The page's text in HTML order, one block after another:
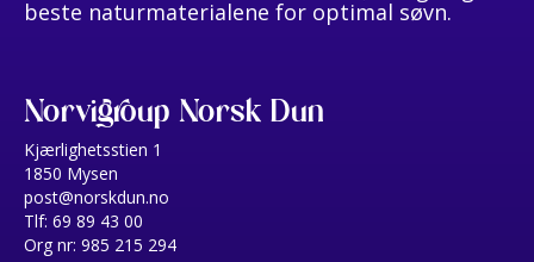
beste naturmaterialene for optimal søvn.
Norvigroup Norsk Dun
Kjærlighetsstien 1
1850 Mysen
post@norskdun.no
Tlf: 69 89 43 00
Org nr: 985 215 294